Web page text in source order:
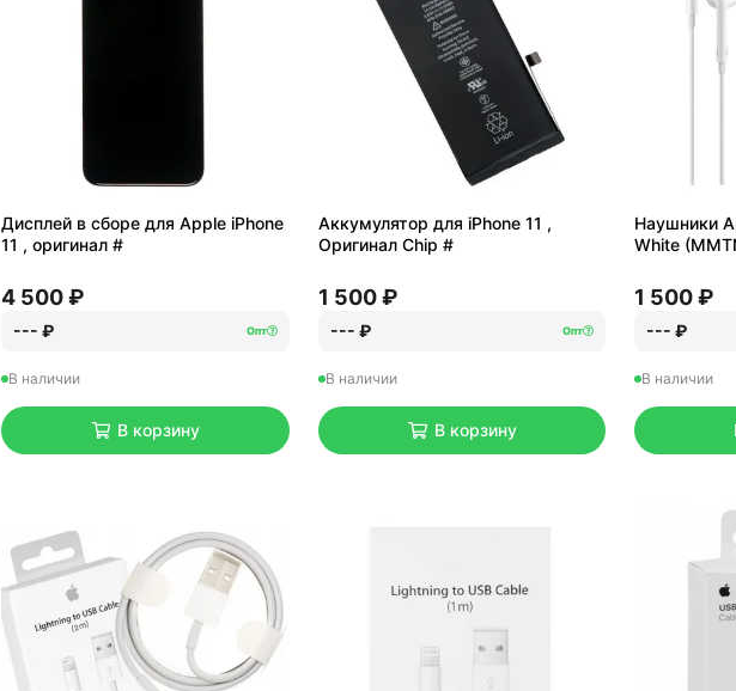
Дисплей в сборе для Apple iPhone
11 , оригинал #
4 500 ₽
--- ₽ Опт
В наличии
В корзину
Аккумулятор для iPhone 11 ,
Оригинал Chip #
1 500 ₽
--- ₽ Опт
В наличии
В корзину
Наушники
White
1 500 ₽
--- ₽
В наличии